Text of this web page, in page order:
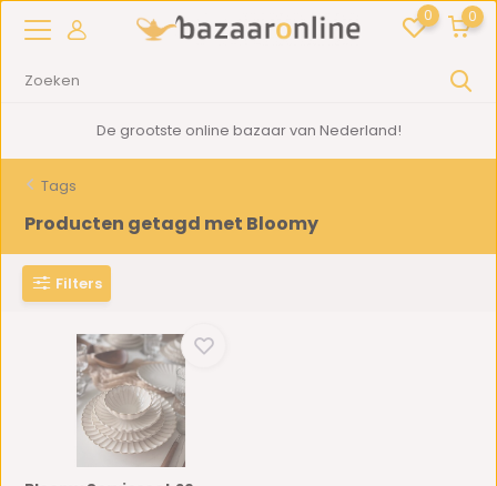
0 0
De grootste online bazaar van Nederland!
Tags
Producten getagd met Bloomy
Filters